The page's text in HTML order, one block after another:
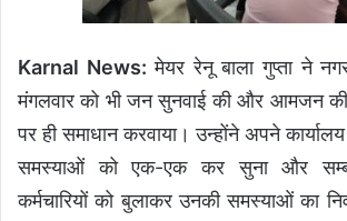
Karnal News: मेयर रेनू बाला गुप्ता ने
मंगलवार को भी जन सुनवाई की और आमजन
पर ही समाधान करवाया। उन्होंने अपने
समस्याओं को एक-एक कर सुना और
कर्मचारियों को बुलाकर उनकी समस्याओं का